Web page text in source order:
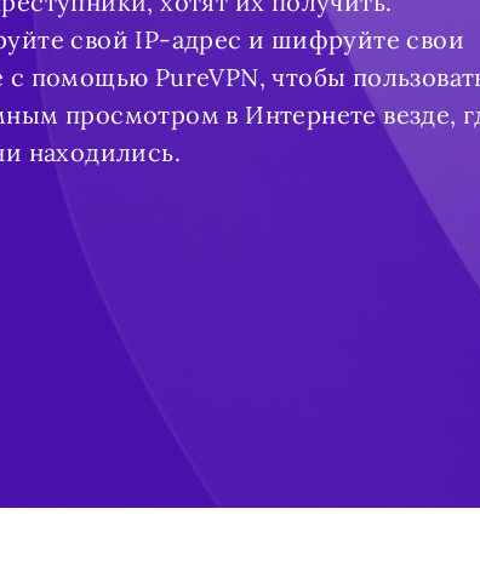
свой IP-адрес и шифруйте свои
с помощью PureVPN, чтобы
просмотром в Интернете везде,
находились.